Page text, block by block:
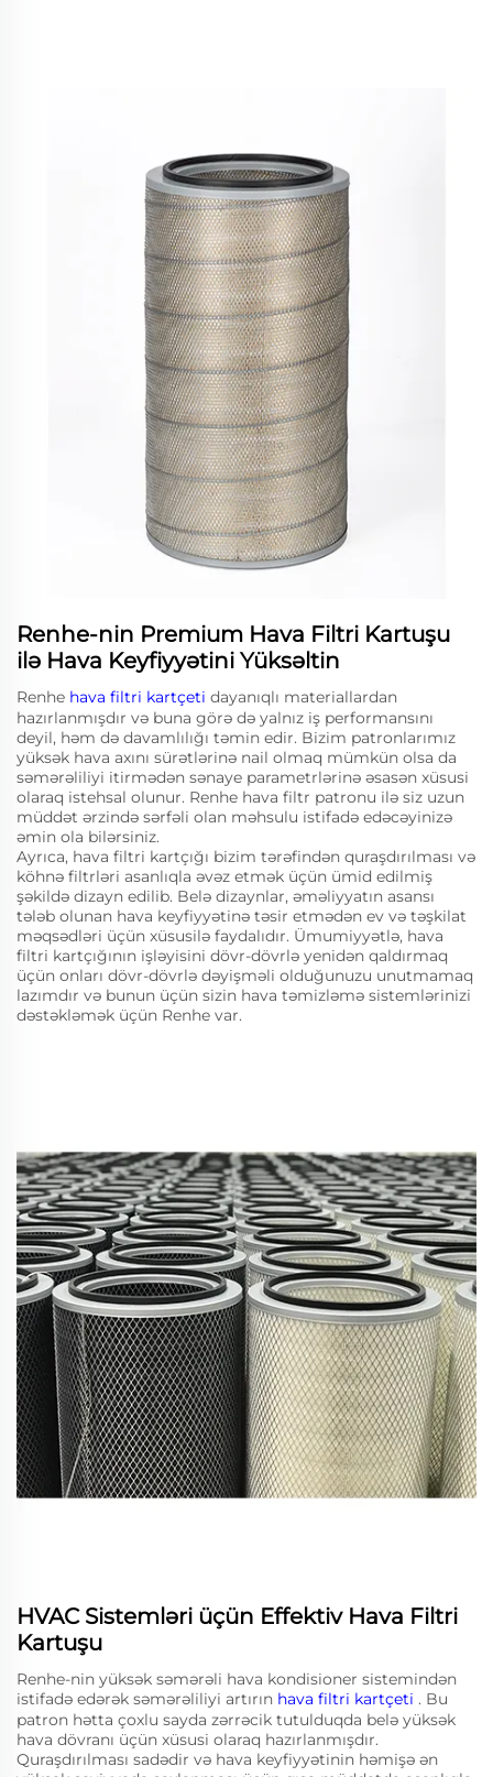
Renhe-nin Premium Hava Filtri Kartuşu
ilə Hava Keyfiyyətini Yüksəltin
Renhe hava filtri kartçeti dayanıqlı materiallardan
hazırlanmışdır və buna görə də yalnız iş performansını
deyil, həm də davamlılığı təmin edir. Bizim patronlarımız
yüksək hava axını sürətlərinə nail olmaq mümkün olsa da
səmərəliliyi itirmədən sənaye parametrlərinə əsasən xüsusi
olaraq istehsal olunur. Renhe hava filtr patronu ilə siz uzun
müddət ərzində sərfəli olan məhsulu istifadə edəcəyinizə
əmin ola bilərsiniz.
Ayrıca, hava filtri kartçığı bizim tərəfindən quraşdırılması və
köhnə filtrləri asanlıqla əvəz etmək üçün ümid edilmiş
şəkildə dizayn edilib. Belə dizaynlar, əməliyyatın asansı
tələb olunan hava keyfiyyətinə təsir etmədən ev və təşkilat
məqsədləri üçün xüsusilə faydalıdır. Ümumiyyətlə, hava
filtri kartçığının işləyisini dövr-dövrlə yenidən qaldırmaq
üçün onları dövr-dövrlə dəyişməli olduğunuzu unutmamaq
lazımdır və bunun üçün sizin hava təmizləmə sistemlərinizi
dəstəkləmək üçün Renhe var.
HVAC Sistemləri üçün Effektiv Hava Filtri
Kartuşu
Renhe-nin yüksək səmərəli hava kondisioner sistemindən
istifadə edərək səmərəliliyi artırın hava filtri kartçeti . Bu
patron hətta çoxlu sayda zərrəcik tutulduqda belə yüksək
hava dövranı üçün xüsusi olaraq hazırlanmışdır.
Quraşdırılması sadədir və hava keyfiyyətinin həmişə ən